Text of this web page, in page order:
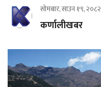
सोमबार, साउन १९, २०८२
कर्णालीखबर